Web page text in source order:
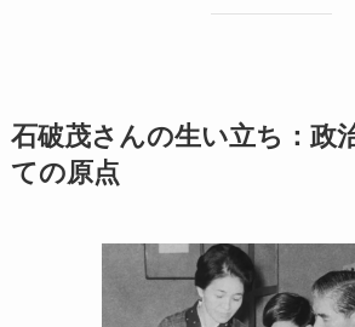
石破茂さんの生い立ち：政
ての原点